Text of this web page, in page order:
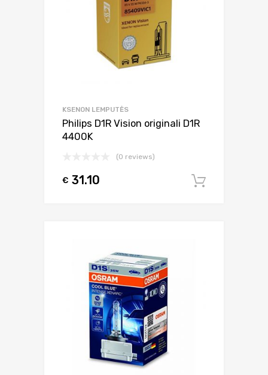
KSENON LEMPUTĖS
Philips D1R Vision originali D1R
4400K
(0 reviews)
€ 31.10